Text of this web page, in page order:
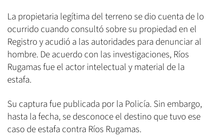
La propietaria legítima del terreno se dio cuenta de lo
ocurrido cuando consultó sobre su propiedad en el
Registro y acudió a las autoridades para denunciar al
hombre. De acuerdo con las investigaciones, Ríos
Rugamas fue el actor intelectual y material de la
estafa.
Su captura fue publicada por la Policía. Sin embargo,
hasta la fecha, se desconoce el destino que tuvo ese
caso de estafa contra Ríos Rugamas.